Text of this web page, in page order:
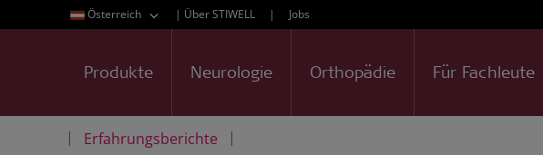
Österreich | Über STIWELL | Jobs
Produkte Neurologie Orthopädie Für Fachleute
| Erfahrungsberichte |